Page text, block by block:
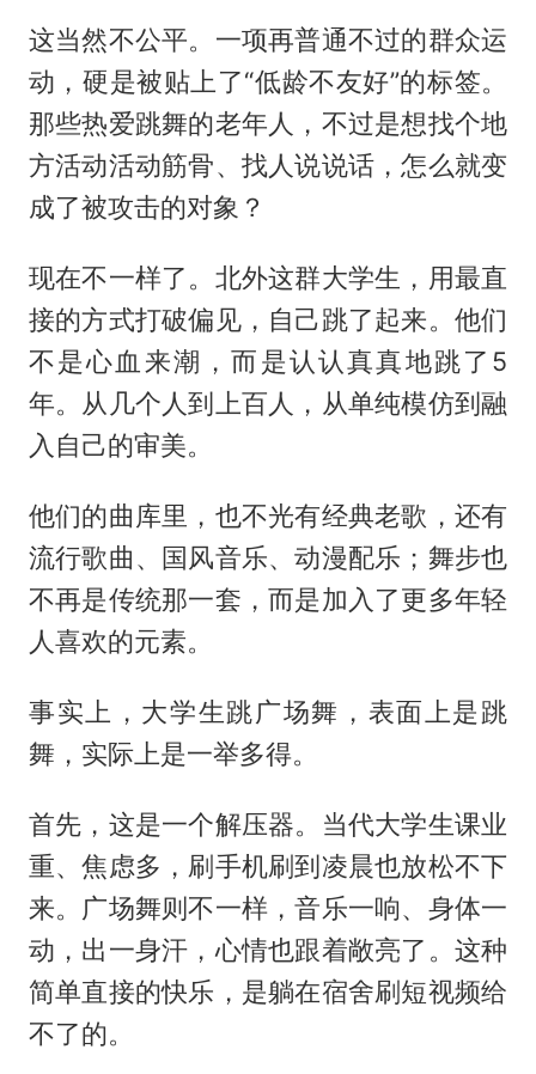
这当然不公平。一项再普通不过的群众运
动，硬是被贴上了“低龄不友好”的标签。
那些热爱跳舞的老年人，不过是想找个地
方活动活动筋骨、找人说说话，怎么就变
成了被攻击的对象？
现在不一样了。北外这群大学生，用最直
接的方式打破偏见，自己跳了起来。他们
不是心血来潮，而是认认真真地跳了5
年。从几个人到上百人，从单纯模仿到融
入自己的审美。
他们的曲库里，也不光有经典老歌，还有
流行歌曲、国风音乐、动漫配乐；舞步也
不再是传统那一套，而是加入了更多年轻
人喜欢的元素。
事实上，大学生跳广场舞，表面上是跳
舞，实际上是一举多得。
首先，这是一个解压器。当代大学生课业
重、焦虑多，刷手机刷到凌晨也放松不下
来。广场舞则不一样，音乐一响、身体一
动，出一身汗，心情也跟着敞亮了。这种
简单直接的快乐，是躺在宿舍刷短视频给
不了的。